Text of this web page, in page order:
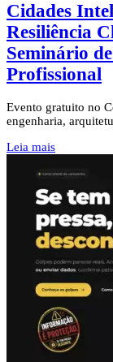
Cidades
Resiliência
Seminário
Profissional
Evento gratuito no
engenharia,
Leia mais